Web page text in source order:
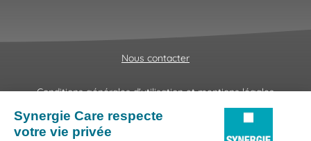
Nous contacter
Conditions générales d'utilisation et mentions légales
Fraudes & Hameçonnages